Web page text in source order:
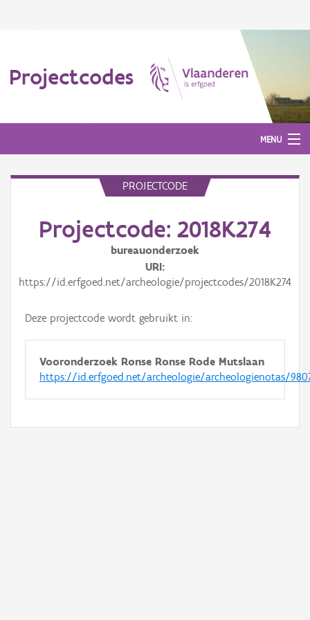
Projectcodes
MENU
PROJECTCODE
Projectcode: 2018K274
bureauonderzoek
URI
https://id.erfgoed.net/archeologie/projectcodes/2018K274
Deze projectcode wordt gebruikt in:
Vooronderzoek Ronse Ronse Rode Mutslaan
https://id.erfgoed.net/archeologie/archeologienotas/